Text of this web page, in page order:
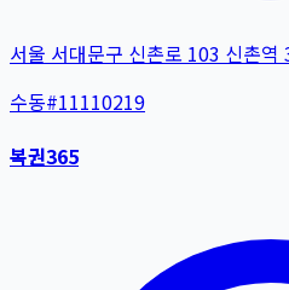
서울 서대문구 신촌로 103 신촌역
수동#11110219
복권365